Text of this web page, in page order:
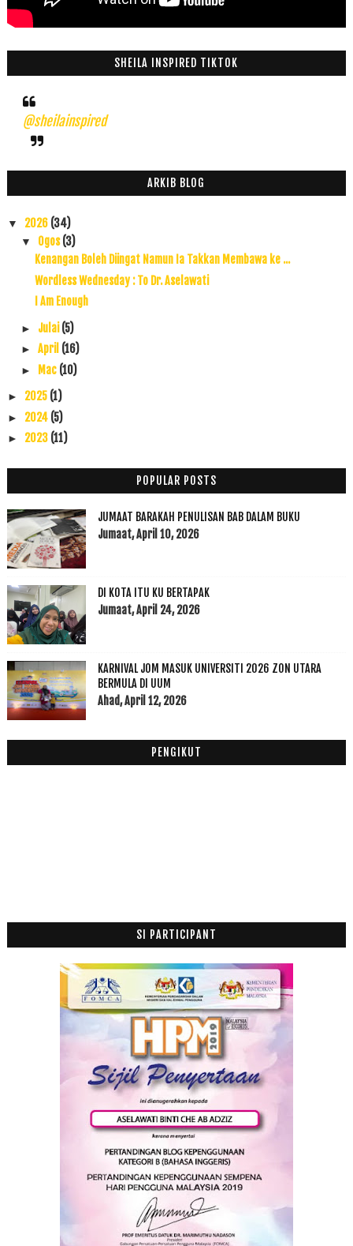
SHEILA INSPIRED TIKTOK
@sheilainspired
ARKIB BLOG
▼ 2026 (34)
▼ Ogos(3)
Kenangan Boleh Diingat Namun Ia Takkan Membawa ke ...
Wordless Wednesday : To Dr. Aselawati
I Am Enough
► Julai(5)
► April (16)
► Mac (10)
► 2025 (1)
► 2024 (5)
► 2023 (11)
►2019(118)
►2018(195)
►2017(199)
►2016(174)
►2015(199)
►2014(47)
►2013(53)
►2012(100)
►2011(63)
POPULAR POSTS
JUMAAT BARAKAH PENULISAN BAB DALAM BUKU
Jumaat, April 10, 2026
DI KOTA ITU KU BERTAPAK
Jumaat, April 24, 2026
KARNIVAL JOM MASUK UNIVERSITI 2026 ZON UTARA
BERMULA DI UUM
Ahad, April 12, 2026
PENGIKUT
SI PARTICIPANT